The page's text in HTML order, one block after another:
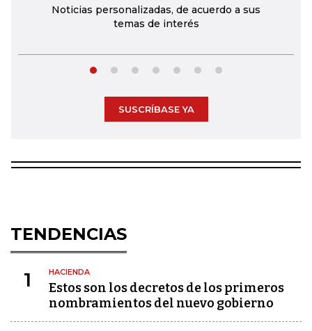
Noticias personalizadas, de acuerdo a sus
temas de interés
SUSCRÍBASE YA
TENDENCIAS
1 HACIENDA
Estos son los decretos de los primeros
nombramientos del nuevo gobierno